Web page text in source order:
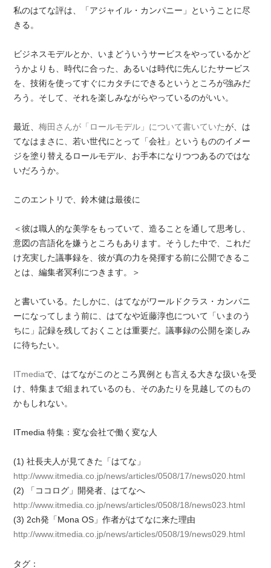
私のはてな評は、「アジャイル・カンパニー」ということに尽
きる。
ビジネスモデルとか、いまどういうサービスをやっているかど
うかよりも、時代に合った、あるいは時代に先んじたサービス
を、技術を使ってすぐにカタチにできるというところが強みだ
ろう。そして、それを楽しみながらやっているのがいい。
最近、梅田さんが「ロールモデル」について書いていたが、は
てなはまさに、若い世代にとって「会社」というもののイメー
ジを塗り替えるロールモデル、お手本になりつつあるのではな
いだろうか。
このエントリで、鈴木健は最後に
＜彼は職人的な美学をもっていて、造ることを通して思考し、
意図の言語化を嫌うところもあります。そうした中で、これだ
け充実した議事録を、彼が真の力を発揮する前に公開できるこ
とは、編集者冥利につきます。＞
と書いている。たしかに、はてながワールドクラス・カンパニ
ーになってしまう前に、はてなや近藤淳也について「いまのう
ちに」記録を残しておくことは重要だ。議事録の公開を楽しみ
に待ちたい。
ITmediaで、はてながこのところ異例とも言える大きな扱いを受
け、特集まで組まれているのも、そのあたりを見越してのもの
かもしれない。
ITmedia 特集：変な会社で働く変な人
(1) 社長夫人が見てきた「はてな」
http://www.itmedia.co.jp/news/articles/0508/17/news020.html
(2) 「ココログ」開発者、はてなへ
http://www.itmedia.co.jp/news/articles/0508/18/news023.html
(3) 2ch発「Mona OS」作者がはてなに来た理由
http://www.itmedia.co.jp/news/articles/0508/19/news029.html
タグ：